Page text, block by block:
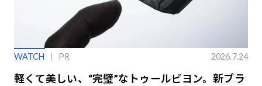
WATCH PR 2026.7.24
軽くて美しい、“完璧”なトゥールビヨン。新ブラ